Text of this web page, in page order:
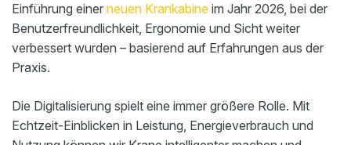
Einführung einer neuen Krankabine im Jahr 2026, bei der
Benutzerfreundlichkeit, Ergonomie und Sicht weiter
verbessert wurden – basierend auf Erfahrungen aus der
Praxis.
Die Digitalisierung spielt eine immer größere Rolle. Mit
Echtzeit-Einblicken in Leistung, Energieverbrauch und